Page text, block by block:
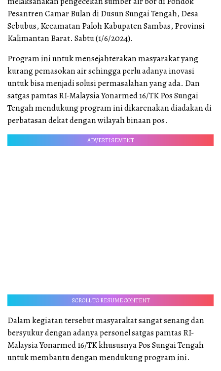
Pesantren Camar Bulan di Dusun Sungai Tengah, Desa
Sebubus, Kecamatan Paloh Kabupaten Sambas, Provinsi
Kalimantan Barat. Sabtu (1/6/2024).
Program ini untuk mensejahterakan masyarakat yang
kurang pemasokan air sehingga perlu adanya inovasi
untuk bisa menjadi solusi permasalahan yang ada. Dan
satgas pamtas RI-Malaysia Yonarmed 16/TK Pos Sungai
Tengah mendukung program ini dikarenakan diadakan di
perbatasan dekat dengan wilayah binaan pos.
ADVERTISEMENT
SCROLL TO RESUME CONTENT
Dalam kegiatan tersebut masyarakat sangat senang dan
bersyukur dengan adanya personel satgas pamtas RI-
Malaysia Yonarmed 16/TK khususnya Pos Sungai Tengah
untuk membantu dengan mendukung program ini.